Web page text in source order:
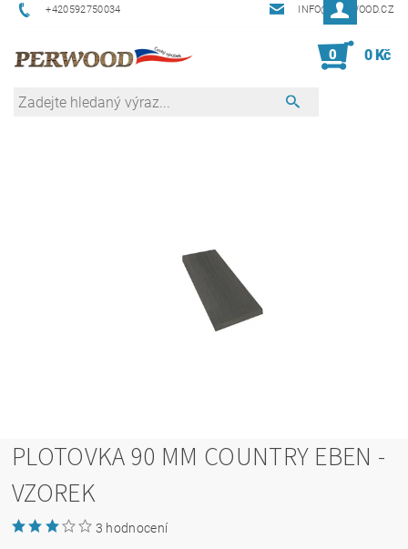
+420592750034 INFO@PERWOOD.CZ
0 0 Kč
PLOTOVKA 90 MM COUNTRY EBEN -
VZOREK
3 hodnocení